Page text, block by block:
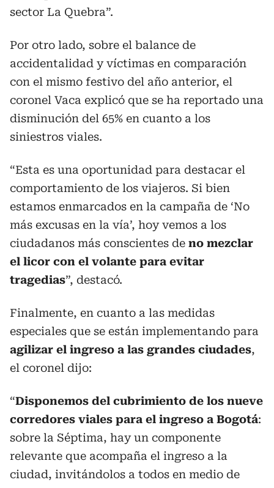
sector La Quebra”.
Por otro lado, sobre el balance de
accidentalidad y víctimas en comparación
con el mismo festivo del año anterior, el
coronel Vaca explicó que se ha reportado una
disminución del 65% en cuanto a los
siniestros viales.
“Esta es una oportunidad para destacar el
comportamiento de los viajeros. Si bien
estamos enmarcados en la campaña de ‘No
más excusas en la vía’, hoy vemos a los
ciudadanos más conscientes de no mezclar
el licor con el volante para evitar
tragedias”, destacó.
Finalmente, en cuanto a las medidas
especiales que se están implementando para
agilizar el ingreso a las grandes ciudades,
el coronel dijo:
“Disponemos del cubrimiento de los nueve
corredores viales para el ingreso a Bogotá:
sobre la Séptima, hay un componente
relevante que acompaña el ingreso a la
ciudad, invitándolos a todos en medio de